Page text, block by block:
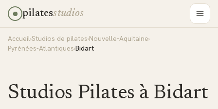
pilatesstudios
Accueil›Studios de pilates›Nouvelle-Aquitaine›
Pyrénées-Atlantiques›Bidart
Studios Pilates à Bidart